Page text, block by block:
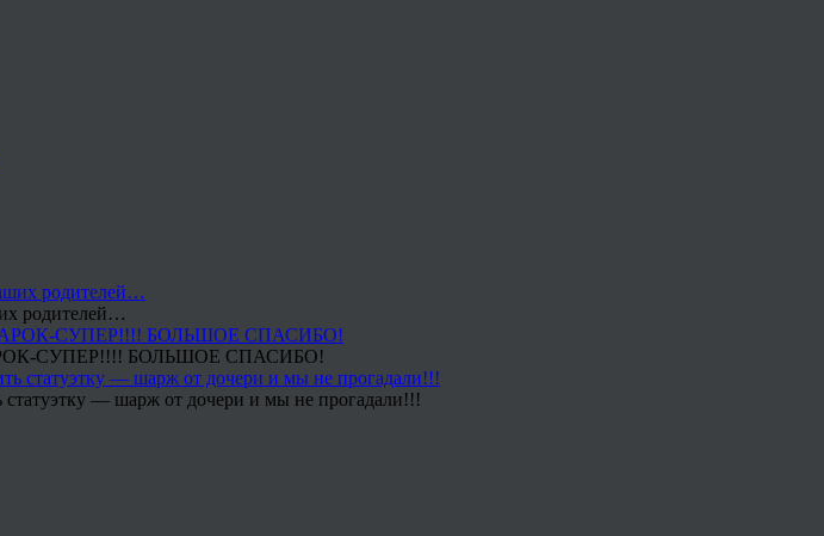
родителей…
СУПЕР!!!! БОЛЬШОЕ СПАСИБО!
— шарж от дочери и мы не прогадали!!!